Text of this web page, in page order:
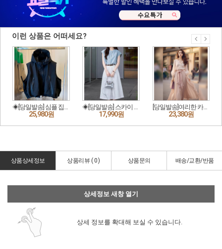
상품상세정보 상품리뷰 ( 0) 상품문의 배송/교환/반품
상세정보 새창 열기
상세 정보를 확대해 보실 수 있습니다.